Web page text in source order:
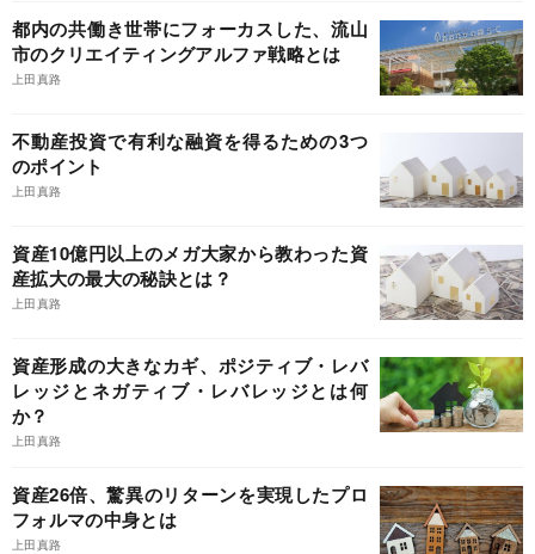
都内の共働き世帯にフォーカスした、流山
市のクリエイティングアルファ戦略とは
上田真路
不動産投資で有利な融資を得るための3つ
のポイント
上田真路
資産10億円以上のメガ大家から教わった資
産拡大の最大の秘訣とは？
上田真路
資産形成の大きなカギ、ポジティブ・レバ
レッジとネガティブ・レバレッジとは何
か？
上田真路
資産26倍、驚異のリターンを実現したプロ
フォルマの中身とは
上田真路